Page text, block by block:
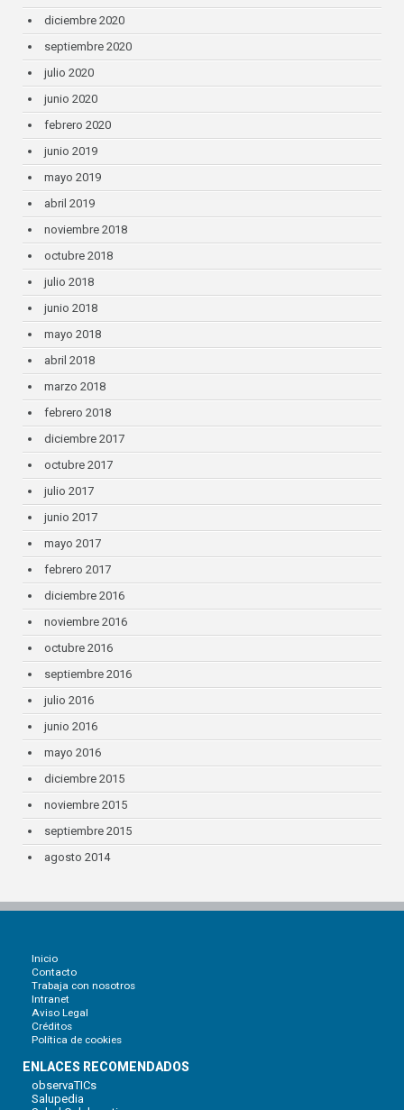
diciembre 2020
septiembre 2020
julio 2020
junio 2020
febrero 2020
junio 2019
mayo 2019
abril 2019
noviembre 2018
octubre 2018
julio 2018
junio 2018
mayo 2018
abril 2018
marzo 2018
febrero 2018
diciembre 2017
octubre 2017
julio 2017
junio 2017
mayo 2017
febrero 2017
diciembre 2016
noviembre 2016
octubre 2016
septiembre 2016
julio 2016
junio 2016
mayo 2016
diciembre 2015
noviembre 2015
septiembre 2015
agosto 2014
Inicio
Contacto
Trabaja con nosotros
Intranet
Aviso Legal
Créditos
Política de cookies
ENLACES RECOMENDADOS
observaTICs
Salupedia